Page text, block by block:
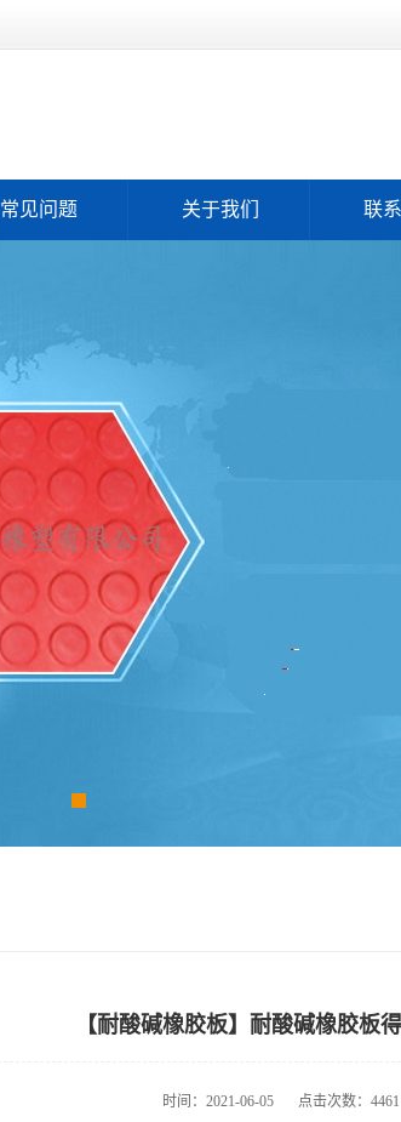
常见问题 关于我们 联
【耐酸碱橡胶板】耐酸碱橡胶板
时间：2021-06-05 点击次数：4461